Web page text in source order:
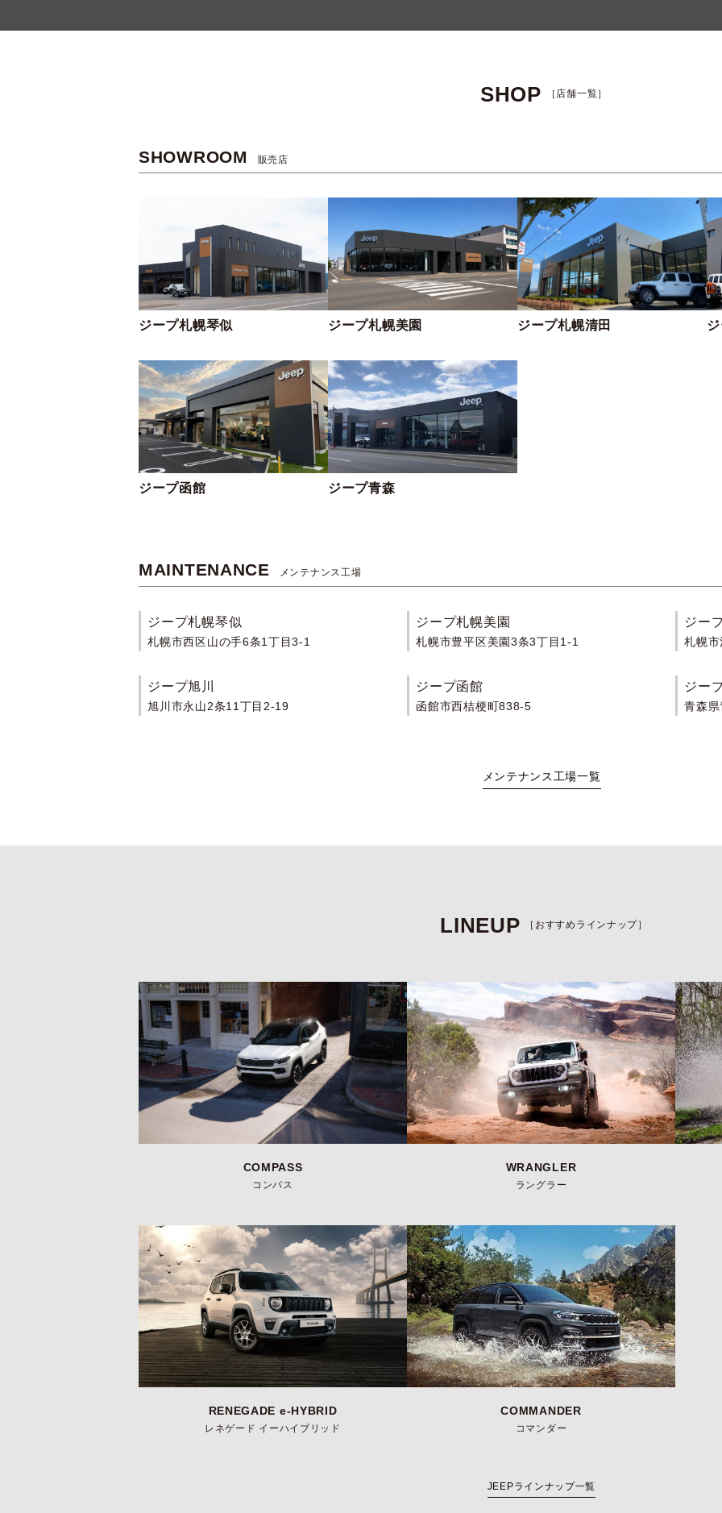
SHOP ［店舗一覧］
SHOWROOM 販売店
ジープ札幌琴似 ジープ札幌美園 ジープ札幌清田
ジープ函館 ジープ青森
MAINTENANCE メンテナンス工場
ジープ札幌琴似
札幌市西区山の手6条1丁目3-1
ジープ札幌美園
札幌市豊平区美園3条3丁目1-1
ジー
札幌
ジープ旭川
旭川市永山2条11丁目2-19
ジープ函館
函館市西桔梗町838-5
ジー
青森
メンテナンス工場一覧
LINEUP ［おすすめラインナップ］
COMPASS
コンパス
WRANGLER
ラングラー
RENEGADE e-HYBRID
レネゲード イーハイブリッド
COMMANDER
コマンダー
JEEPラインナップ一覧